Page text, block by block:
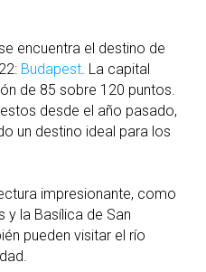
encuentra el destino de
Budapest. La capital
de 85 sobre 120 puntos.
desde el año pasado,
un destino ideal para los
impresionante, como
y la Basílica de San
pueden visitar el río